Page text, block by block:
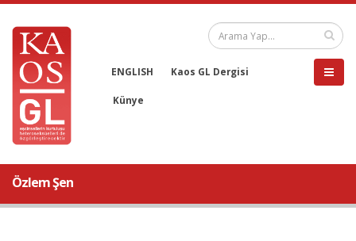
ENGLISH Kaos GL Dergisi
Künye
Özlem Şen